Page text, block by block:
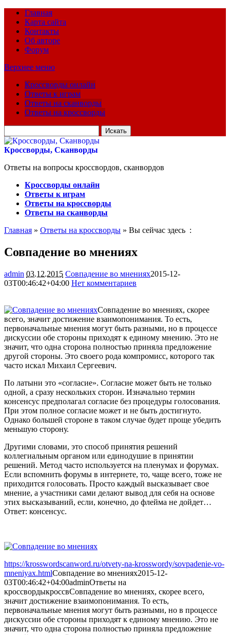
Главная
Карта сайта
Контакты
Об авторе
Форум
Верхнее меню
Кроссворды онлайн
Ответы к играм
Ответы на сканворды
Ответы на кроссворды
для:
Кроссворды, Сканворды
Ответы на вопросы кроссвордов, сканвордов
Кроссворды онлайн
Ответы к играм
Ответы на кроссворды
Ответы на сканворды
Главная » Ответы на кроссворды » Вы сейчас здесь :
Совпадение во мнениях
admin 03.12.2015 Совпадение во мнениях2015-12-
03T00:46:42+04:00 Нет комментариев
Совпадение во мнениях, скорее
всего, значит достижение взаимопонимания. То есть,
первоначальные мнения могут быть разными, но в процессе
дискуссии обе стороны приходят к единому мнению. Это не
значит, что одна сторона полностью приняла предложение
другой стороны. Это своего рода компромисс, которого так
часто искал Михаил Сергеевич.
По латыни это «согласие». Согласие может быть не только
одной, а сразу нескольких сторон. Изначально термин
консенсус предполагал согласие без процедуры голосования.
При этом полное согласие может и не быть достигнуто.
Однако большей стороне в таком случае будет проще убедить
меньшую сторону.
Другими словами, это способ принятия решений
коллегиальным органом или единодушие в принятии
решений. Метод часто используется на пленумах и форумах.
Если вспомнить форумы в интернете, то, чаще всего, тоже не
приходится голосовать. Просто каждый высказывает свое
мнение, а участники сами делают вывод для себя на основе
этих высказываний, если, конечно, до флейма не дойдет…
Ответ: консенсус.
https://krosswordscanword.ru/otvety-na-krosswordy/sovpadenie-vo-
mneniyax.htmlСовпадение во мнениях2015-12-
03T00:46:42+04:00adminОтветы на
кроссвордыкроссвСовпадение во мнениях, скорее всего,
значит достижение взаимопонимания. То есть,
первоначальные мнения могут быть разными, но в процессе
дискуссии обе стороны приходят к единому мнению. Это не
значит, что одна сторона полностью приняла предложение